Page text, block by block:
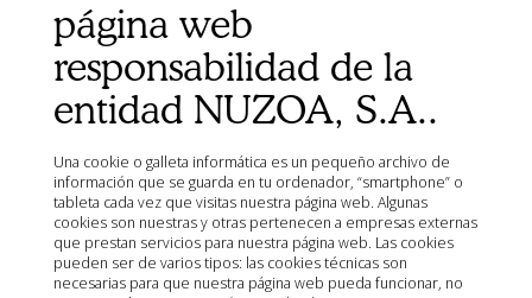
Ministerio de Agricultura, Pesca, Alimentación y Medio
Ambiente (MAPA)
Agencia Española de Medicamentos y Productos
Sanitarios (AEMPS)
AEMPS del centro de información de medicamentos
página web
responsabilidad de la
entidad NUZOA, S.A..
Una cookie o galleta informática es un pequeño archivo de
información que se guarda en tu ordenador, “smartphone” o
tableta cada vez que visitas nuestra página web. Algunas
cookies son nuestras y otras pertenecen a empresas externas
que prestan servicios para nuestra página web. Las cookies
pueden ser de varios tipos: las cookies técnicas son
necesarias para que nuestra página web pueda funcionar, no